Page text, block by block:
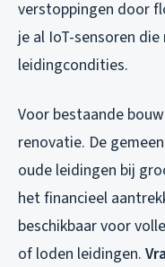
verstoppingen door
je al IoT-sensoren
leidingcondities.
Voor bestaande
renovatie. De
oude leidingen bij
het financieel
beschikbaar voor
of loden leidingen.